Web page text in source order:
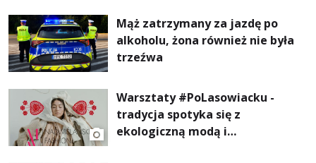
Mąż zatrzymany za jazdę po
alkoholu, żona również nie była
trzeźwa
Warsztaty #PoLasowiacku -
tradycja spotyka się z
ekologiczną modą i